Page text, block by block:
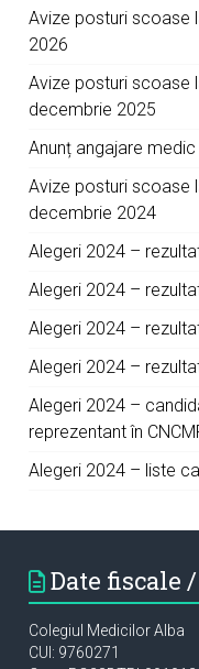
Avize posturi scoase
2026
Avize posturi scoase
decembrie 2025
Anunț angajare
Avize posturi scoase
decembrie 2024
Alegeri 2024 –
Alegeri 2024 –
Alegeri 2024 –
Alegeri 2024 –
Alegeri 2024 –
reprezentant în
Alegeri 2024 – liste
Date fiscale
Colegiul Medicilor Alba
CUI: 9760271